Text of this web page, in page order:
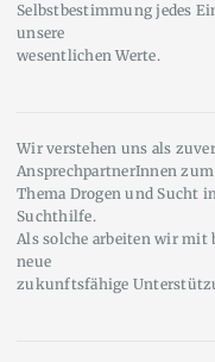
Selbstbestimmung jedes
unsere
wesentlichen Werte.
Wir verstehen uns als
AnsprechpartnerInnen zum
Thema Drogen und Sucht
Suchthilfe.
Als solche arbeiten wir mit
neue
zukunftsfähige